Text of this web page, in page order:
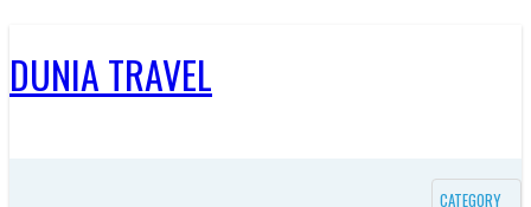
DUNIA TRAVEL
CATEGORY